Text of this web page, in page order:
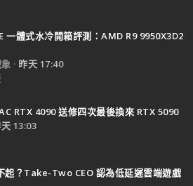
一體式水冷開箱評測：AMD R9 9950X3D2
昨天 17:40
RTX 4090 送修四次最後換來 RTX 5090
13:03
起？Take-Two CEO 認為低延遲雲端遊戲